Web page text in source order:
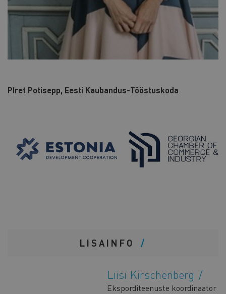
PIret Potisepp, Eesti Kaubandus-Tööstuskoda
LISAINFO
Liisi Kirschenberg
Eksporditeenuste koordinaator